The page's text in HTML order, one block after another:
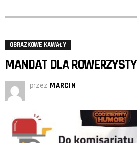
OBRAZKOWE KAWAŁY
MANDAT DLA ROWERZYSTY
przez MARCIN